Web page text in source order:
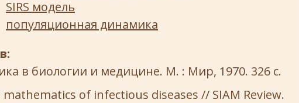
SIRS модель
популяционная динамика
в биологии и медицине. М. : Мир, 1970. 326 с.
of infectious diseases // SIAM Review.